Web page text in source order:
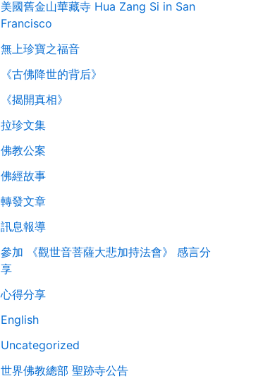
美國舊金山華藏寺 Hua Zang Si in San
Francisco
無上珍寶之福音
《古佛降世的背后》
《揭開真相》
拉珍文集
佛教公案
佛經故事
轉發文章
訊息報導
參加 《觀世音菩薩大悲加持法會》 感言分
享
心得分享
English
Uncategorized
世界佛教總部 聖跡寺公告